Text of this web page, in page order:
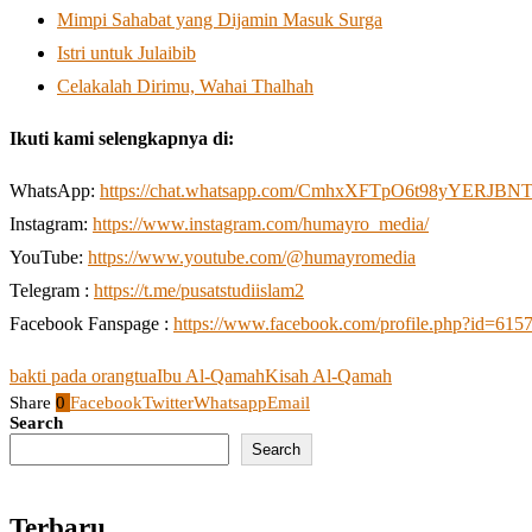
Mimpi Sahabat yang Dijamin Masuk Surga
Istri untuk Julaibib
Celakalah Dirimu, Wahai Thalhah
Ikuti kami selengkapnya di:
WhatsApp: https://chat.whatsapp.com/
Instagram: https://www.instagram.com/humayro_media/
YouTube: https://www.youtube.com/@humayromedia
Telegram : https://t.me/pusatstudiislam2
Facebook Fanspage : https://www.facebook.com/
bakti pada orangtuaIbu Al-QamahKisah Al-Qamah
Share 0 FacebookTwitterWhatsappEmail
Search
Search